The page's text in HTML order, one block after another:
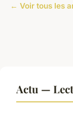
← Voir tous les
Actu —